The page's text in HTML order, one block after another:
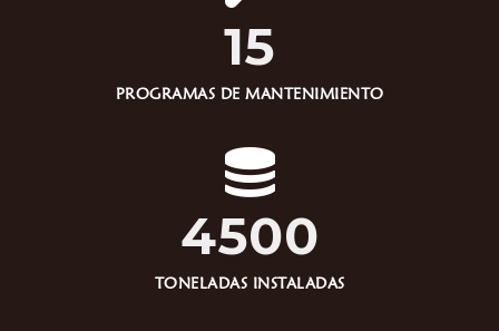
15
PROGRAMAS DE MANTENIMIENTO
4500
TONELADAS INSTALADAS